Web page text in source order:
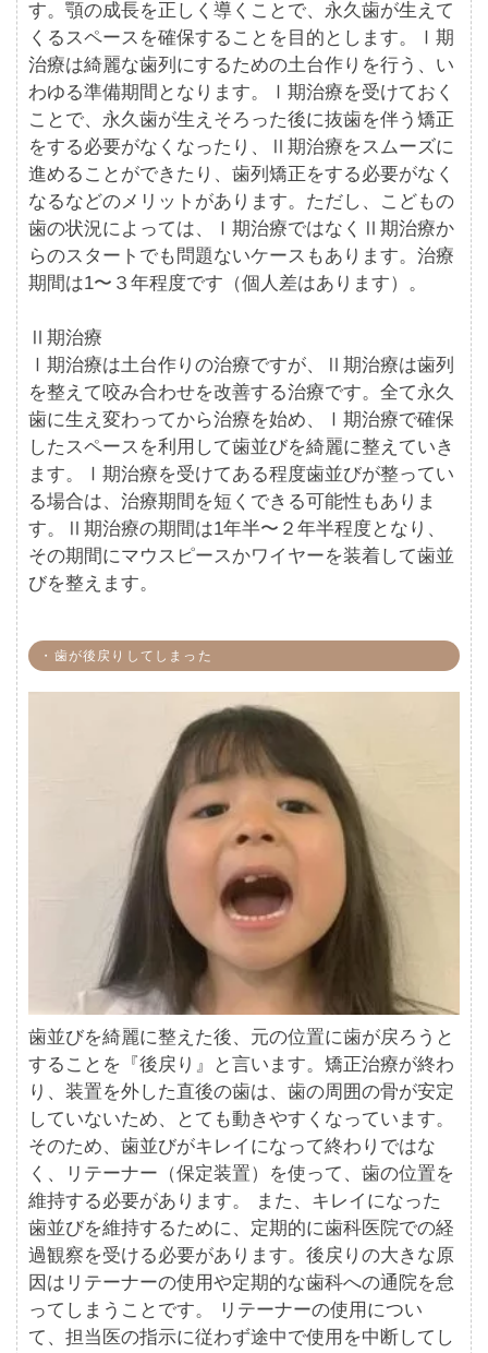
す。顎の成長を正しく導くことで、永久歯が生えて
くるスペースを確保することを目的とします。Ⅰ期
治療は綺麗な歯列にするための土台作りを行う、い
わゆる準備期間となります。Ⅰ期治療を受けておく
ことで、永久歯が生えそろった後に抜歯を伴う矯正
をする必要がなくなったり、Ⅱ期治療をスムーズに
進めることができたり、歯列矯正をする必要がなく
なるなどのメリットがあります。ただし、こどもの
歯の状況によっては、Ⅰ期治療ではなくⅡ期治療か
らのスタートでも問題ないケースもあります。治療
期間は1〜３年程度です（個人差はあります）。
Ⅱ期治療
Ⅰ期治療は土台作りの治療ですが、Ⅱ期治療は歯列
を整えて咬み合わせを改善する治療です。全て永久
歯に生え変わってから治療を始め、Ⅰ期治療で確保
したスペースを利用して歯並びを綺麗に整えていき
ます。Ⅰ期治療を受けてある程度歯並びが整ってい
る場合は、治療期間を短くできる可能性もありま
す。Ⅱ期治療の期間は1年半〜２年半程度となり、
その期間にマウスピースかワイヤーを装着して歯並
びを整えます。
・歯が後戻りしてしまった
歯並びを綺麗に整えた後、元の位置に歯が戻ろうと
することを『後戻り』と言います。矯正治療が終わ
り、装置を外した直後の歯は、歯の周囲の骨が安定
していないため、とても動きやすくなっています。
そのため、歯並びがキレイになって終わりではな
く、リテーナー（保定装置）を使って、歯の位置を
維持する必要があります。 また、キレイになった
歯並びを維持するために、定期的に歯科医院での経
過観察を受ける必要があります。後戻りの大きな原
因はリテーナーの使用や定期的な歯科への通院を怠
ってしまうことです。 リテーナーの使用につい
て、担当医の指示に従わず途中で使用を中断してし